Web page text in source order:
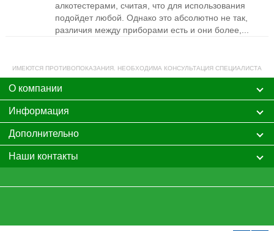
алкотестерами, считая, что для использования
подойдет любой. Однако это абсолютно не так,
различия между приборами есть и они более,...
ИМЕЮТСЯ ПРОТИВОПОКАЗАНИЯ. НЕОБХОДИМА КОНСУЛЬТАЦИЯ СПЕЦИАЛИСТА
О компании
Информация
Дополнительно
Наши контакты